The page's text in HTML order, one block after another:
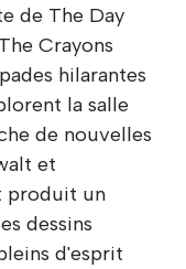
de The Day
Crayons
hilarantes
la salle
de nouvelles
et
produit un
dessins
d'esprit